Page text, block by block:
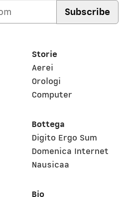
Storie
Aerei
Orologi
Computer
Bottega
Digito Ergo Sum
Domenica Internet
Nausicaa
Bio